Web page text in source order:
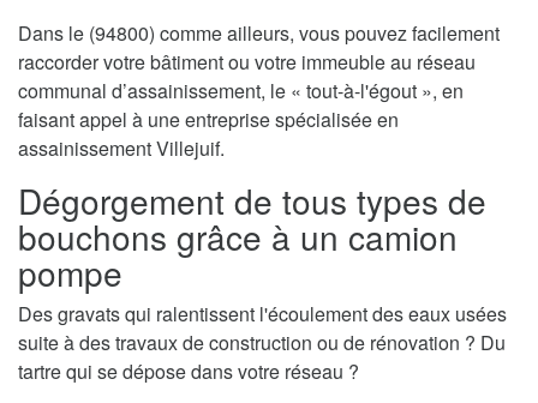
Dans le (94800) comme ailleurs, vous pouvez facilement
raccorder votre bâtiment ou votre immeuble au réseau
communal d’assainissement, le « tout-à-l'égout », en
faisant appel à une entreprise spécialisée en
assainissement Villejuif.
Dégorgement de tous types de
bouchons grâce à un camion
pompe
Des gravats qui ralentissent l'écoulement des eaux usées
suite à des travaux de construction ou de rénovation ? Du
tartre qui se dépose dans votre réseau ?